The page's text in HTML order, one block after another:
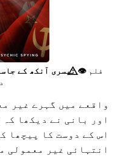
فلم👁️⃤تیسری آنکھ کے
واقعے میں گہرے غیر
اور بانی نے دیکھا کہ
اس کے دوست کا پیچھا
انتہائی غیر معمولی